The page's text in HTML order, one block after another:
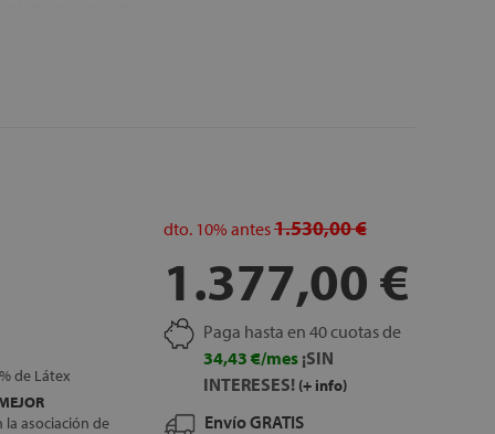
de Látex
asociación de
dto. 10% antes1.530,00 €
1.377,00 €
Paga hasta en 40 cuotas de
34,43 €/mes ¡SIN
INTERESES! (+ info)
Envío GRATIS